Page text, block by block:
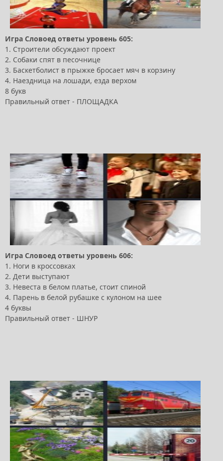
Игра Словоед ответы уровень 605:
1. Строители обсуждают проект
2. Собаки спят в песочнице
3. Баскетболист в прыжке бросает мяч в корзину
4. Наездница на лошади, езда верхом
8 букв
Правильный ответ - ПЛОЩАДКА
Игра Словоед ответы уровень 606:
1. Ноги в кроссовках
2. Дети выступают
3. Невеста в белом платье, стоит спиной
4. Парень в белой рубашке с кулоном на шее
4 буквы
Правильный ответ - ШНУР